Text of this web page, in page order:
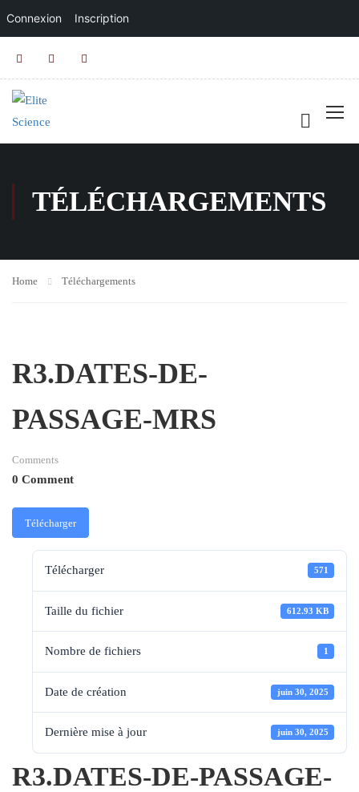
Connexion Inscription
TÉLÉCHARGEMENTS
Home Téléchargements
R3.DATES-DE-
PASSAGE-MRS
Comments
0 Comment
Télécharger
Télécharger 571
Taille du fichier 612.93 KB
Nombre de fichiers 1
Date de création juin 30, 2025
Dernière mise à jour juin 30, 2025
R3.DATES-DE-PASSAGE-